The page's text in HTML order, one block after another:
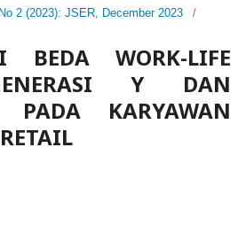
2 (2023): JSER, December 2023
/
BEDA WORK-LIFE
Y DAN
PADA KARYAWAN